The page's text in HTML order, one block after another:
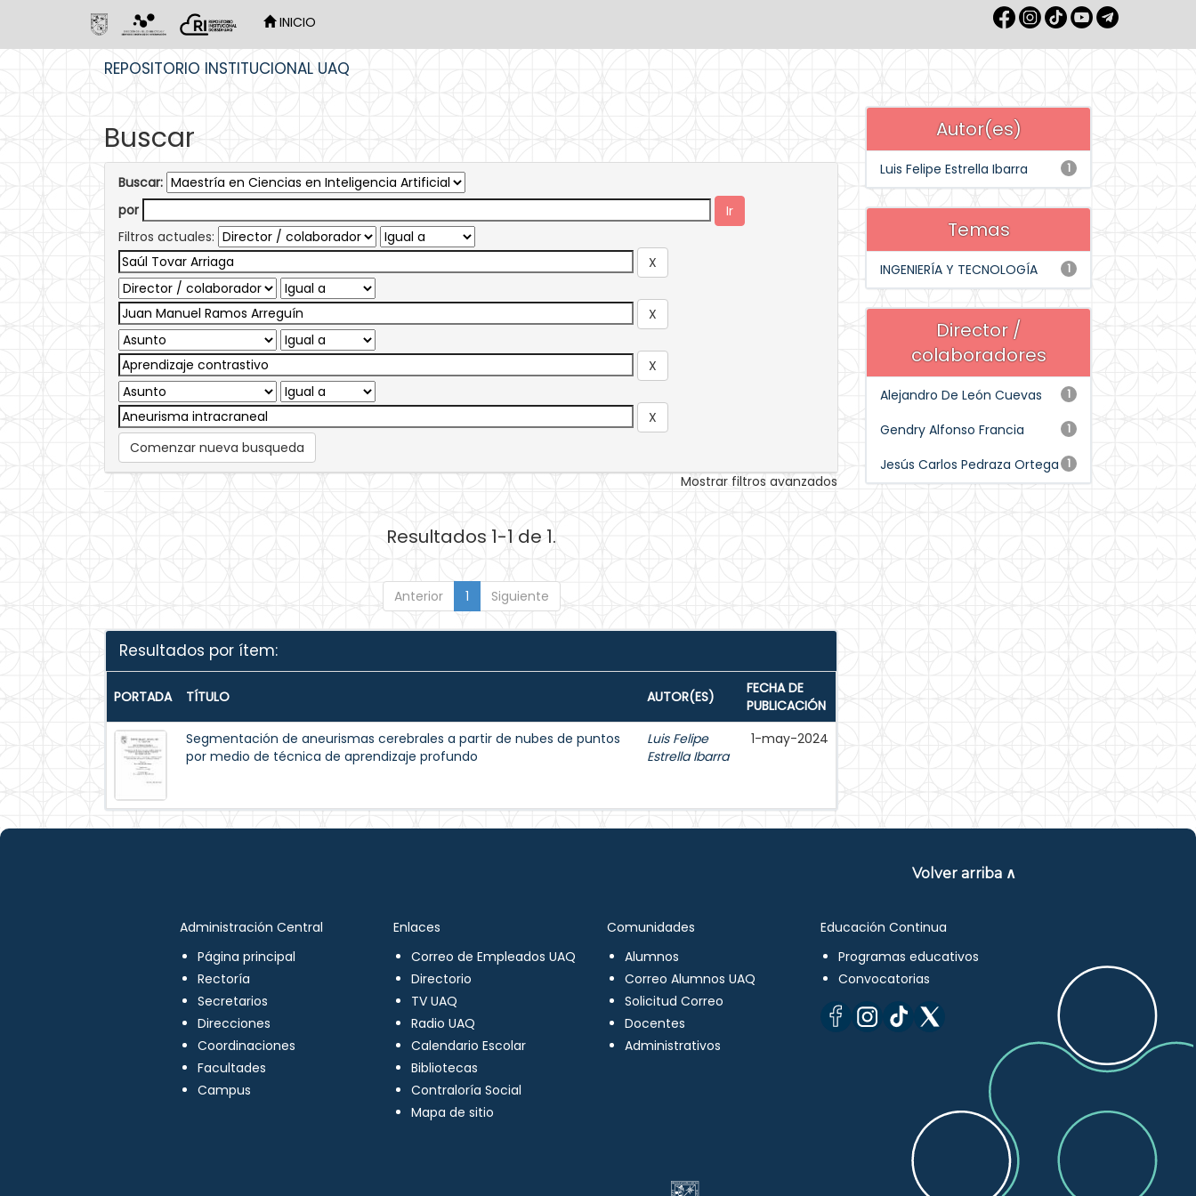
INICIO
REPOSITORIO INSTITUCIONAL UAQ
Buscar
Buscar:
por
Filtros actuales:
Comenzar nueva busqueda
Mostrar filtros avanzados
Resultados 1-1 de 1.
Anterior 1 Siguiente
Resultados por ítem:
PORTADA TÍTULO AUTOR(ES)
FECHA DE
PUBLICACIÓN
Segmentación de aneurismas cerebrales a partir de nubes de puntos
por medio de técnica de aprendizaje profundo
Luis Felipe
Estrella Ibarra
1-may-2024
Autor(es)
1
Luis Felipe Estrella Ibarra
Temas
1
INGENIERÍA Y TECNOLOGÍA
Director /
colaboradores
1
Alejandro De León Cuevas
1
Gendry Alfonso Francia
1
Jesús Carlos Pedraza Ortega
Volver arriba ∧
Administración Central
Página principal
Rectoría
Secretarios
Direcciones
Coordinaciones
Facultades
Campus
Enlaces
Correo de Empleados UAQ
Directorio
TV UAQ
Radio UAQ
Calendario Escolar
Bibliotecas
Contraloría Social
Mapa de sitio
Comunidades
Alumnos
Correo Alumnos UAQ
Solicitud Correo
Docentes
Administrativos
Educación Continua
Programas educativos
Convocatorias